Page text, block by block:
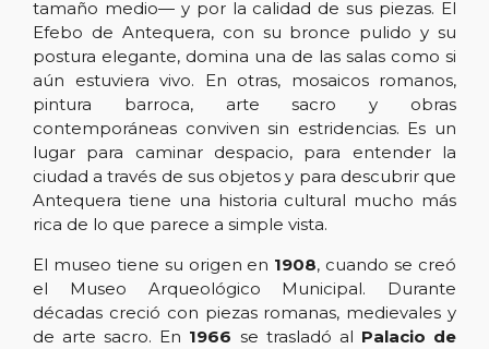
tamaño medio— y por la calidad de sus piezas. El
Efebo de Antequera, con su bronce pulido y su
postura elegante, domina una de las salas como si
aún estuviera vivo. En otras, mosaicos romanos,
pintura barroca, arte sacro y obras
contemporáneas conviven sin estridencias. Es un
lugar para caminar despacio, para entender la
ciudad a través de sus objetos y para descubrir que
Antequera tiene una historia cultural mucho más
rica de lo que parece a simple vista.
El museo tiene su origen en 1908, cuando se creó
el Museo Arqueológico Municipal. Durante
décadas creció con piezas romanas, medievales y
de arte sacro. En 1966 se trasladó al Palacio de